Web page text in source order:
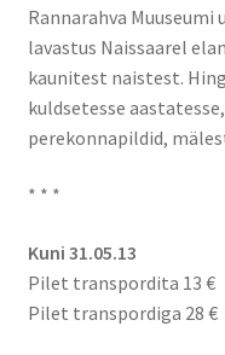
Rannarahva
lavastus Naissaarel
kaunitest naistest.
kuldsetesse
perekonnapildid,
* * *
Kuni 31.05.13
Pilet transpordita 13 €
Pilet transpordiga 28 €